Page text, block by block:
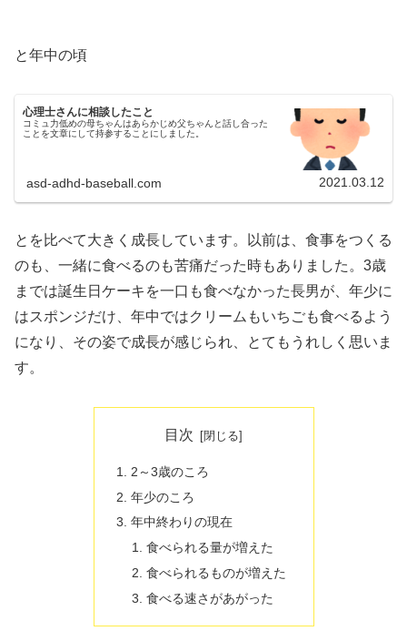
と年中の頃
心理士さんに相談したこと
コミュ力低めの母ちゃんはあらかじめ父ちゃんと話し合った
ことを文章にして持参することにしました。
asd-adhd-baseball.com 2021.03.12
とを比べて大きく成長しています。以前は、食事をつくる
のも、一緒に食べるのも苦痛だった時もありました。3歳
までは誕生日ケーキを一口も食べなかった長男が、年少に
はスポンジだけ、年中ではクリームもいちごも食べるよう
になり、その姿で成長が感じられ、とてもうれしく思いま
す。
目次
2～3歳のころ
年少のころ
年中終わりの現在
食べられる量が増えた
食べられるものが増えた
食べる速さがあがった